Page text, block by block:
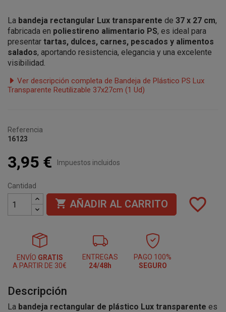
La bandeja rectangular Lux transparente de 37 x 27 cm,
fabricada en poliestireno alimentario PS, es ideal para
presentar tartas, dulces, carnes, pescados y alimentos
salados, aportando resistencia, elegancia y una excelente
visibilidad.
Ver descripción completa de Bandeja de Plástico PS Lux
Transparente Reutilizable 37x27cm (1 Ud)
Referencia
16123
3,95 € Impuestos incluidos
Cantidad
 AÑADIR AL CARRITO favorite_border
ENVÍO GRATIS
A PARTIR DE 30€
ENTREGAS
24/48h
PAGO 100%
SEGURO
Descripción
La bandeja rectangular de plástico Lux transparente es